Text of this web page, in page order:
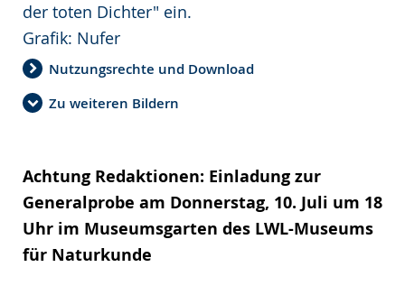
der toten Dichter" ein.
Grafik: Nufer
Nutzungsrechte und Download
Zu weiteren Bildern
Achtung Redaktionen: Einladung zur
Generalprobe am Donnerstag, 10. Juli um 18
Uhr im Museumsgarten des LWL-Museums
für Naturkunde